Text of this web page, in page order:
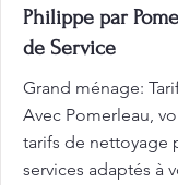
Philippe par
de Service
Grand ménage:
Avec Pomerleau,
tarifs de nettoyage
services adaptés à